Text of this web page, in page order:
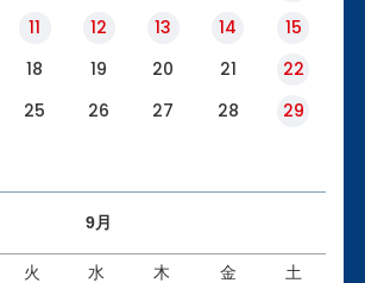
11 12 13 14
15
18 19 20 21
22
25 26 27 28
29
9月
火 水 木 金 土